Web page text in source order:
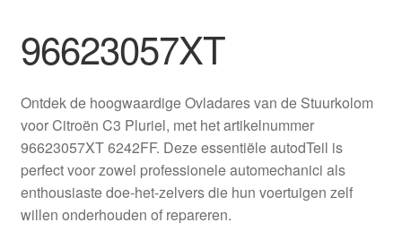
Betalingen
Contact
Kassa
Klachten
96623057XT
Ontdek de hoogwaardige Ovladares van de Stuurkolom
voor Citroën C3 Pluriel, met het artikelnummer
96623057XT 6242FF. Deze essentiële autodTeil is
perfect voor zowel professionele automechanici als
enthousiaste doe-het-zelvers die hun voertuigen zelf
willen onderhouden of repareren.